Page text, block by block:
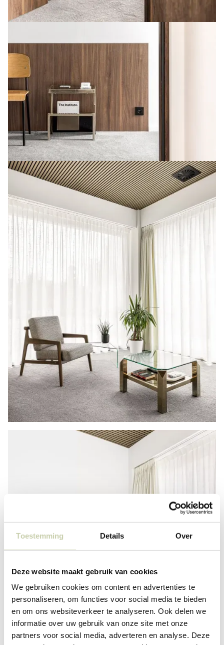
Toestemming Details Over
Deze website maakt gebruik van cookies
We gebruiken cookies om content en advertenties te
personaliseren, om functies voor social media te bieden
en om ons websiteverkeer te analyseren. Ook delen we
informatie over uw gebruik van onze site met onze
partners voor social media, adverteren en analyse. Deze